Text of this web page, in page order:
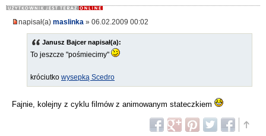
napisał(a) maslinka » 06.02.2009 00:02
Janusz Bajcer napisał(a):
To jeszcze "pośmiecimy"
króciutko wysepką Scedro
Fajnie, kolejny z cyklu filmów z animowanym stateczkiem